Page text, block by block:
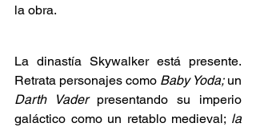
la obra.
La dinastía Skywalker está presente.
Retrata personajes como Baby Yoda;
Darth Vader presentando su imperio
galáctico como un retablo medieval; la